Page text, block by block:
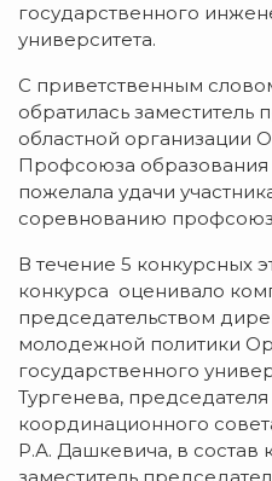
государственного
университета.
С приветственным
обратилась заместитель
областной организации
Профсоюза образования
пожелала удачи
соревнованию
В течение 5 конкурсных
конкурса оценивало
председательством
молодежной политики
государственного
Тургенева,
координационного
Р.А. Дашкевича, в состав